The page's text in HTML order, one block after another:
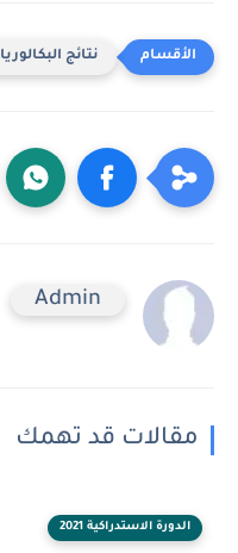
نتائج البكالوريا 2021
Admin
مقالات قد تهمك
الدورة الاستدراكية 2021